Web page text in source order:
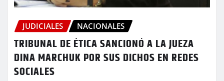
JUDICIALES NACIONALES
TRIBUNAL DE ÉTICA SANCIONÓ A LA JUEZA
DINA MARCHUK POR SUS DICHOS EN REDES
SOCIALES